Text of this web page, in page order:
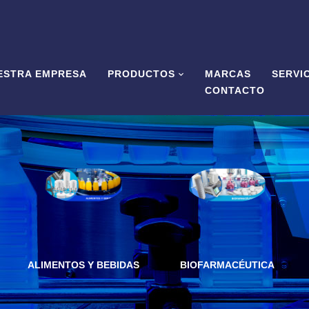
EMPRESA PRODUCTOS MARCAS
CONTACTO
ALIMENTOS Y BEBIDAS BIOFARMACÉUTICA